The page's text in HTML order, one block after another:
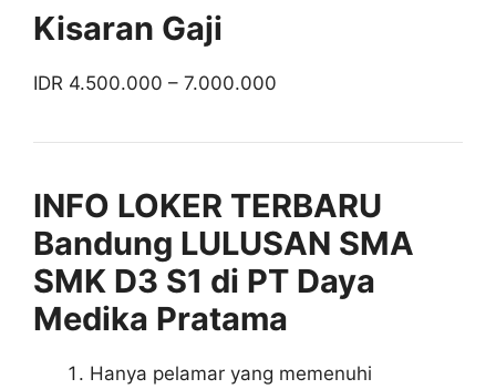
Kisaran Gaji
IDR 4.500.000 – 7.000.000
INFO LOKER TERBARU
Bandung LULUSAN SMA
SMK D3 S1 di PT Daya
Medika Pratama
Hanya pelamar yang memenuhi